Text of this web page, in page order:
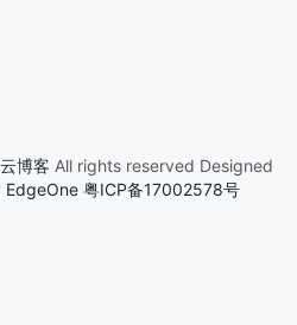
博客 All rights reserved Designed
EdgeOne 粤ICP备17002578号